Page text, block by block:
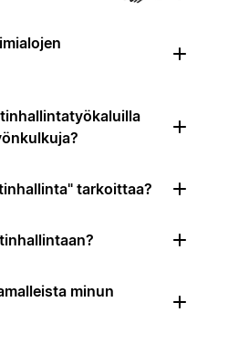
tarkoittaa?
minun